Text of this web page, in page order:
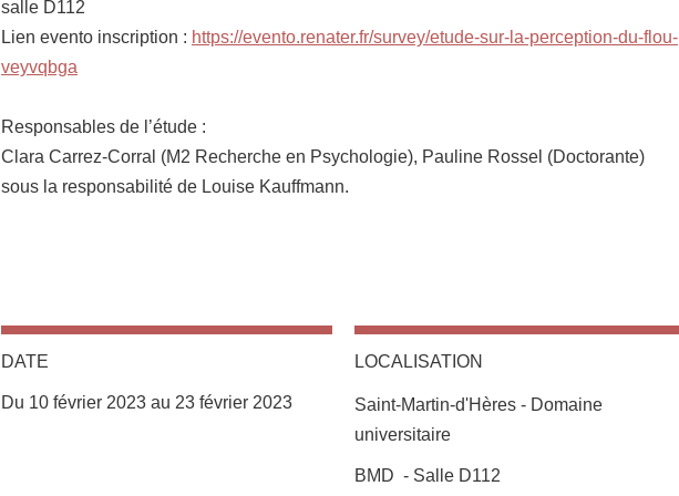
salle D112
Lien evento inscription : https://evento.renater.fr/survey/etude-sur-la-perception-du-flou-
veyvqbga
Responsables de l’étude :
Clara Carrez-Corral (M2 Recherche en Psychologie), Pauline Rossel (Doctorante)
sous la responsabilité de Louise Kauffmann.
DATE
Du 10 février 2023 au 23 février 2023
LOCALISATION
Saint-Martin-d'Hères - Domaine
universitaire
Complément lieu
BMD - Salle D112